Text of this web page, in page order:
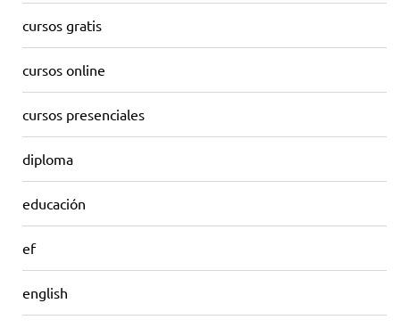
cursos gratis
cursos online
cursos presenciales
diploma
educación
ef
english